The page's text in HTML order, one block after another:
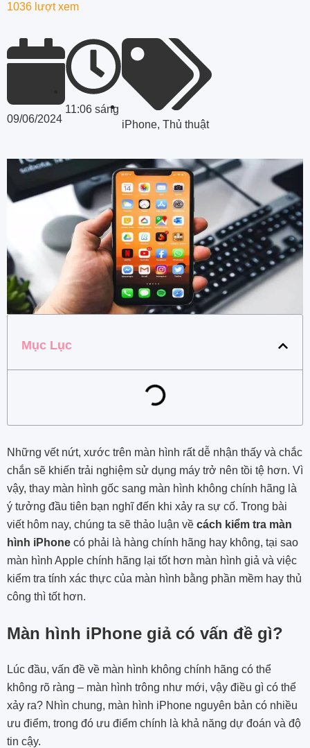
1036 lượt xem
09/06/2024
11:06 sáng
iPhone, Thủ thuật
Mục Lục
Những vết nứt, xước trên màn hình rất dễ nhận thấy và chắc
chắn sẽ khiến trải nghiệm sử dụng máy trở nên tồi tệ hơn. Vì
vậy, thay màn hình gốc sang màn hình không chính hãng là
ý tưởng đầu tiên bạn nghĩ đến khi xảy ra sự cố. Trong bài
viết hôm nay, chúng ta sẽ thảo luận về cách kiểm tra màn
hình iPhone có phải là hàng chính hãng hay không, tại sao
màn hình Apple chính hãng lại tốt hơn màn hình giả và việc
kiểm tra tính xác thực của màn hình bằng phần mềm hay thủ
công thì tốt hơn.
Màn hình iPhone giả có vấn đề gì?
Lúc đầu, vấn đề về màn hình không chính hãng có thể
không rõ ràng – màn hình trông như mới, vậy điều gì có thể
xảy ra? Nhìn chung, màn hình iPhone nguyên bản có nhiều
ưu điểm, trong đó ưu điểm chính là khả năng dự đoán và độ
tin cậy.